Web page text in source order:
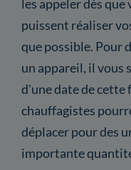
les appeler dès
puissent réaliser
que possible. Pour
un appareil, il vous
d'une date de cette
chauffagistes
déplacer pour des
importante